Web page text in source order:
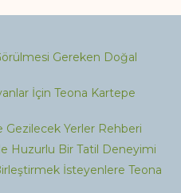
Gereken Doğal
İçin Teona Kartepe
Gezilecek Yerler Rehberi
Huzurlu Bir Tatil Deneyimi
İsteyenlere Teona